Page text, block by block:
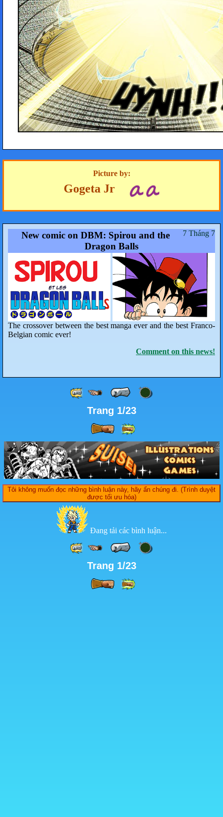
Picture by:
Gogeta Jr
7 Tháng 7
New comic on DBM: Spirou and the
Dragon Balls
The crossover between the best manga ever and the best Franco-
Belgian comic ever!
Comment on this news!
Trang 1/23
Tôi không muốn đọc những bình luận này, hãy ẩn chúng đi. (Trình duyệt
được tối ưu hóa)
Đang tải các bình luận...
Trang 1/23